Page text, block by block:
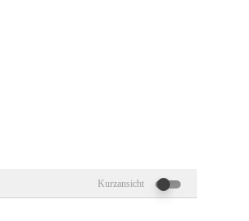
Kurzansicht